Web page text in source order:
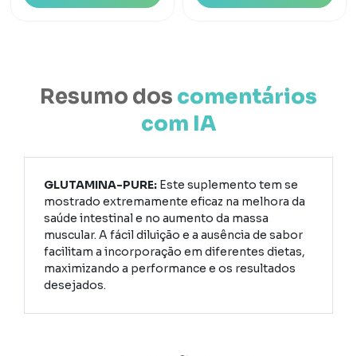
Resumo dos comentários
com IA
GLUTAMINA-PURE: Este suplemento tem se
mostrado extremamente eficaz na melhora da
saúde intestinal e no aumento da massa
muscular. A fácil diluição e a ausência de sabor
facilitam a incorporação em diferentes dietas,
maximizando a performance e os resultados
desejados.